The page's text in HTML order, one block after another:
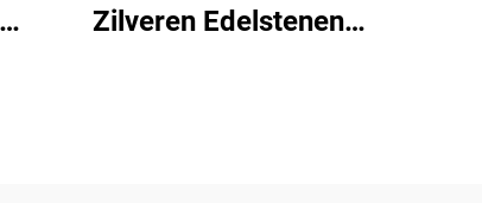
Zilveren Edelstenen